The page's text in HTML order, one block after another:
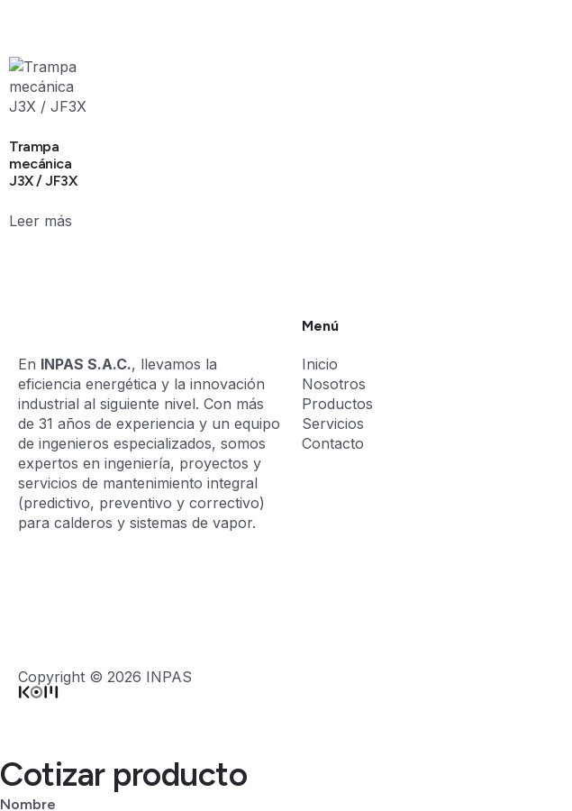
Trampa
mecánica
J3X / JF3X
Leer más
En INPAS S.A.C., llevamos la
eficiencia energética y la innovación
industrial al siguiente nivel. Con más
de 31 años de experiencia y un equipo
de ingenieros especializados, somos
expertos en ingeniería, proyectos y
servicios de mantenimiento integral
(predictivo, preventivo y correctivo)
para calderos y sistemas de vapor.
Menú
Inicio
Nosotros
Productos
Servicios
Contacto
Copyright © 2026 INPAS
Cotizar producto
Nombre